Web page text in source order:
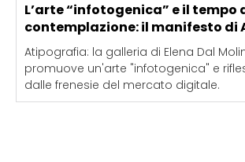
L’arte “infotogenica” e il tempo
contemplazione: il manifesto
Atipografia: la galleria di Elena Dal
promuove un'arte "infotogenica" e
dalle frenesie del mercato digitale.